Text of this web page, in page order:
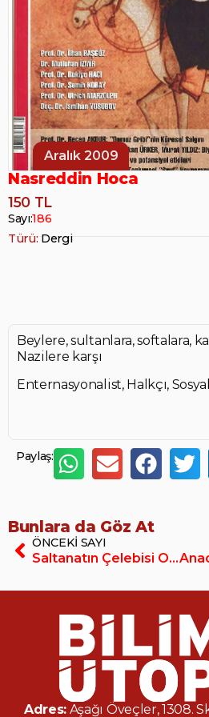
Aralık 2009
Nasreddin Hoca
150 TL
Sayı:186
Türü: Dergi
Beylere, sultanlara, softalara,
Nazilere karşı
Enternasyonalist, Halkçı,
Paylaş:
Bunlara da Göz At
ÖNCEKI SAYI
Saltanatın Çelebisi Olmak
Adres: Aşağı Öveçler, 1308.